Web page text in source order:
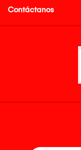
Contáctanos